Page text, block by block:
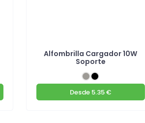
Alfombrilla Cargador 10W
Soporte
Desde 5.35 €